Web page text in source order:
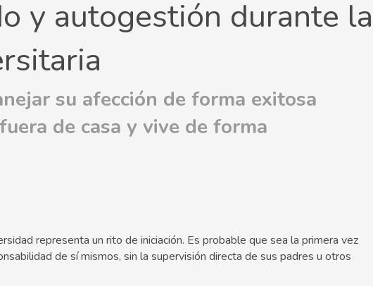
y autogestión durante la
su afección de forma exitosa
de casa y vive de forma
representa un rito de iniciación. Es probable que sea la primera vez
de sí mismos, sin la supervisión directa de sus padres u otros